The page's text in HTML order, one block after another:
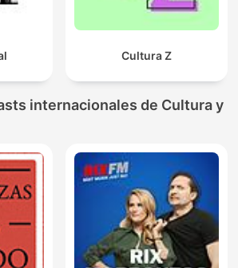
Cultura Z
internacionales de Cultura y